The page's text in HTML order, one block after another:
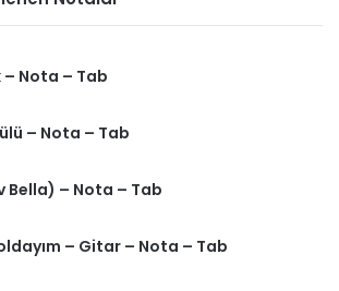
– Nota – Tab
– Nota – Tab
Bella) – Nota – Tab
– Gitar – Nota – Tab